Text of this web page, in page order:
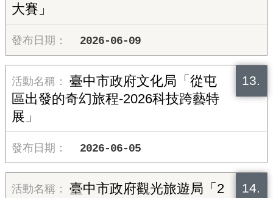
大賽」
2026-06-09
13.
臺中市政府文化局「從屯
區出發的奇幻旅程-2026科技跨藝特
展」
2026-06-05
14.
臺中市政府觀光旅遊局「2